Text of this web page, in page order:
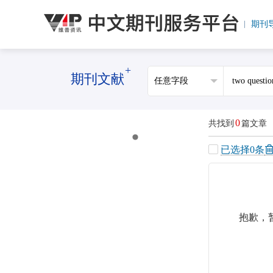
期刊
期刊文献
+
共找到 0篇文章
已选择0条
抱歉，